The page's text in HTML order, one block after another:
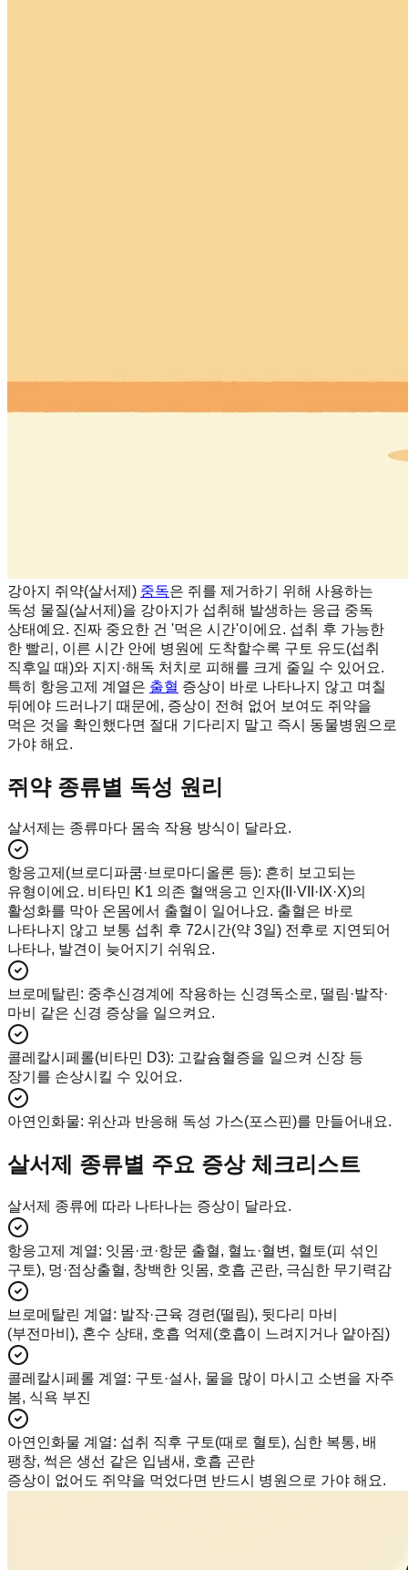
강아지 쥐약(살서제) 중독은 쥐를 제거하기 위해 사용하는
독성 물질(살서제)을 강아지가 섭취해 발생하는 응급 중독
상태예요. 진짜 중요한 건 '먹은 시간'이에요. 섭취 후 가능한
한 빨리, 이른 시간 안에 병원에 도착할수록 구토 유도(섭취
직후일 때)와 지지·해독 처치로 피해를 크게 줄일 수 있어요.
특히 항응고제 계열은 출혈 증상이 바로 나타나지 않고 며칠
뒤에야 드러나기 때문에, 증상이 전혀 없어 보여도 쥐약을
먹은 것을 확인했다면 절대 기다리지 말고 즉시 동물병원으로
가야 해요.
쥐약 종류별 독성 원리
살서제는 종류마다 몸속 작용 방식이 달라요.
항응고제(브로디파쿰·브로마디올론 등): 흔히 보고되는
유형이에요. 비타민 K1 의존 혈액응고 인자(II·VII·IX·X)의
활성화를 막아 온몸에서 출혈이 일어나요. 출혈은 바로
나타나지 않고 보통 섭취 후 72시간(약 3일) 전후로 지연되어
나타나, 발견이 늦어지기 쉬워요.
브로메탈린: 중추신경계에 작용하는 신경독소로, 떨림·발작·
마비 같은 신경 증상을 일으켜요.
콜레칼시페롤(비타민 D3): 고칼슘혈증을 일으켜 신장 등
장기를 손상시킬 수 있어요.
아연인화물: 위산과 반응해 독성 가스(포스핀)를 만들어내요.
살서제 종류별 주요 증상 체크리스트
살서제 종류에 따라 나타나는 증상이 달라요.
항응고제 계열: 잇몸·코·항문 출혈, 혈뇨·혈변, 혈토(피 섞인
구토), 멍·점상출혈, 창백한 잇몸, 호흡 곤란, 극심한 무기력감
브로메탈린 계열: 발작·근육 경련(떨림), 뒷다리 마비
(부전마비), 혼수 상태, 호흡 억제(호흡이 느려지거나 얕아짐)
콜레칼시페롤 계열: 구토·설사, 물을 많이 마시고 소변을 자주
봄, 식욕 부진
아연인화물 계열: 섭취 직후 구토(때로 혈토), 심한 복통, 배
팽창, 썩은 생선 같은 입냄새, 호흡 곤란
증상이 없어도 쥐약을 먹었다면 반드시 병원으로 가야 해요.